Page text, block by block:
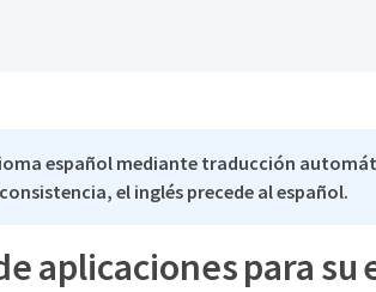
español mediante traducción
el inglés precede al español.
aplicaciones para su